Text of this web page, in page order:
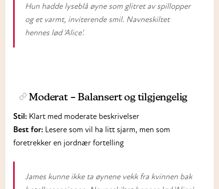
Hun hadde lyseblå øyne som glitret av spillopper
og et varmt, inviterende smil. Navneskiltet
hennes lød 'Alice'.
Moderat– Balansert og tilgjengelig
Stil: Klart med moderate beskrivelser
Best for: Lesere som vil ha litt sjarm, men som
foretrekker en jordnær fortelling
James kunne ikke ta øynene vekk fra kvinnen bak